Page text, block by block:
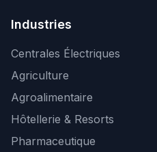
Industries
Centrales Électriques
Agriculture
Agroalimentaire
Hôtellerie & Resorts
Pharmaceutique